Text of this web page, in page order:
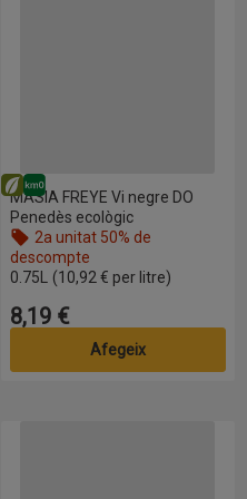
Eco
Km0
MASIA FREYE Vi negre DO
Penedès ecològic
2a unitat 50% de
descompte
Nom de l’oferta: 2a unitat 50%
0.75L (10,92 € per litre)
Preu
8,19 €
Afegeix